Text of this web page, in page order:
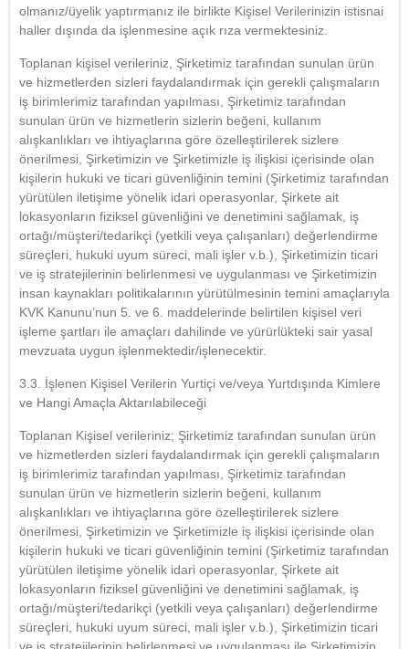
olmanız/üyelik yaptırmanız ile birlikte Kişisel Verilerinizin istisnai
haller dışında da işlenmesine açık rıza vermektesiniz.
Toplanan kişisel verileriniz, Şirketimiz tarafından sunulan ürün
ve hizmetlerden sizleri faydalandırmak için gerekli çalışmaların
iş birimlerimiz tarafından yapılması, Şirketimiz tarafından
sunulan ürün ve hizmetlerin sizlerin beğeni, kullanım
alışkanlıkları ve ihtiyaçlarına göre özelleştirilerek sizlere
önerilmesi, Şirketimizin ve Şirketimizle iş ilişkisi içerisinde olan
kişilerin hukuki ve ticari güvenliğinin temini (Şirketimiz tarafından
yürütülen iletişime yönelik idari operasyonlar, Şirkete ait
lokasyonların fiziksel güvenliğini ve denetimini sağlamak, iş
ortağı/müşteri/tedarikçi (yetkili veya çalışanları) değerlendirme
süreçleri, hukuki uyum süreci, mali işler v.b.), Şirketimizin ticari
ve iş stratejilerinin belirlenmesi ve uygulanması ve Şirketimizin
insan kaynakları politikalarının yürütülmesinin temini amaçlarıyla
KVK Kanunu’nun 5. ve 6. maddelerinde belirtilen kişisel veri
işleme şartları ile amaçları dahilinde ve yürürlükteki sair yasal
mevzuata uygun işlenmektedir/işlenecektir.
3.3. İşlenen Kişisel Verilerin Yurtiçi ve/veya Yurtdışında Kimlere
ve Hangi Amaçla Aktarılabileceği
Toplanan Kişisel verileriniz; Şirketimiz tarafından sunulan ürün
ve hizmetlerden sizleri faydalandırmak için gerekli çalışmaların
iş birimlerimiz tarafından yapılması, Şirketimiz tarafından
sunulan ürün ve hizmetlerin sizlerin beğeni, kullanım
alışkanlıkları ve ihtiyaçlarına göre özelleştirilerek sizlere
önerilmesi, Şirketimizin ve Şirketimizle iş ilişkisi içerisinde olan
kişilerin hukuki ve ticari güvenliğinin temini (Şirketimiz tarafından
yürütülen iletişime yönelik idari operasyonlar, Şirkete ait
lokasyonların fiziksel güvenliğini ve denetimini sağlamak, iş
ortağı/müşteri/tedarikçi (yetkili veya çalışanları) değerlendirme
süreçleri, hukuki uyum süreci, mali işler v.b.), Şirketimizin ticari